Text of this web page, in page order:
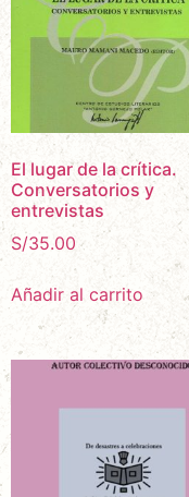
El lugar de la crítica.
Conversatorios y
entrevistas
S/35.00
Añadir al carrito